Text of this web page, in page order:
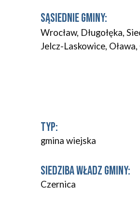
SĄSIEDNIE GMINY:
Wrocław, Długołęka,
Jelcz-Laskowice,
TYP:
gmina wiejska
SIEDZIBA WŁADZ GMINY:
Czernica